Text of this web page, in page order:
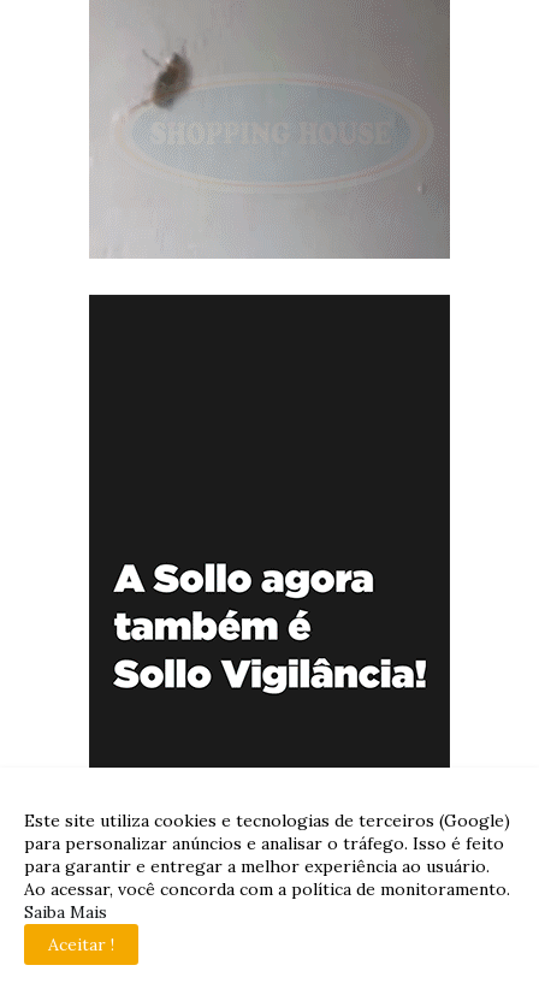
Este site utiliza cookies e tecnologias de terceiros (Google)
para personalizar anúncios e analisar o tráfego. Isso é feito
para garantir e entregar a melhor experiência ao usuário.
Ao acessar, você concorda com a política de monitoramento.
Saiba Mais
Aceitar !